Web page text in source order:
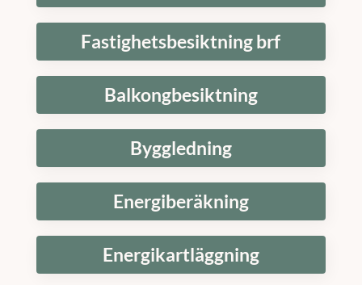
Fastighetsbesiktning brf
Balkongbesiktning
Byggledning
Energiberäkning
Energikartläggning